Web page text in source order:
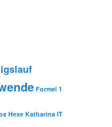
Formel 1
Hexe Katharina IT